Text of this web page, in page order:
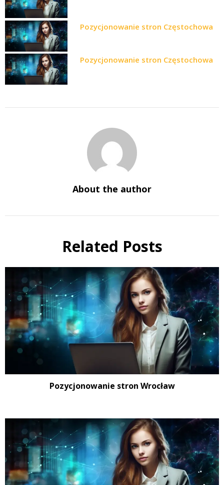
Pozycjonowanie stron Częstochowa
Pozycjonowanie stron Częstochowa
About the author
Related Posts
Pozycjonowanie stron Wrocław